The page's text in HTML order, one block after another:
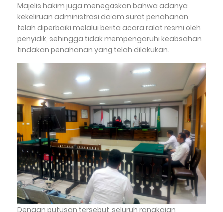
Majelis hakim juga menegaskan bahwa adanya
kekeliruan administrasi dalam surat penahanan
telah diperbaiki melalui berita acara ralat resmi oleh
penyidik, sehingga tidak mempengaruhi keabsahan
tindakan penahanan yang telah dilakukan.
Dengan putusan tersebut, seluruh rangkaian